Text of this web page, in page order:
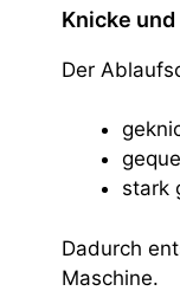
Knicke
Der
stark
Dadurch
Maschine.